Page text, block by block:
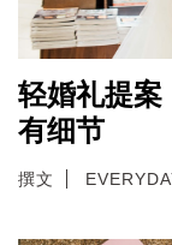
轻婚礼提案
有细节
撰文